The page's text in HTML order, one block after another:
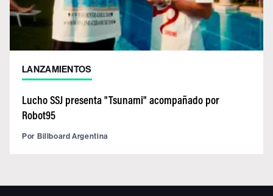
LANZAMIENTOS
Lucho SSJ presenta "Tsunami" acompañado por
Robot95
Por Billboard Argentina